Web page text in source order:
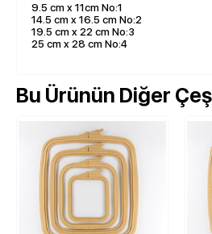
9.5 cm x 11cm No:1
14.5 cm x 16.5 cm No:2
19.5 cm x 22 cm No:3
25 cm x 28 cm No:4
Bu Ürünün Diğer